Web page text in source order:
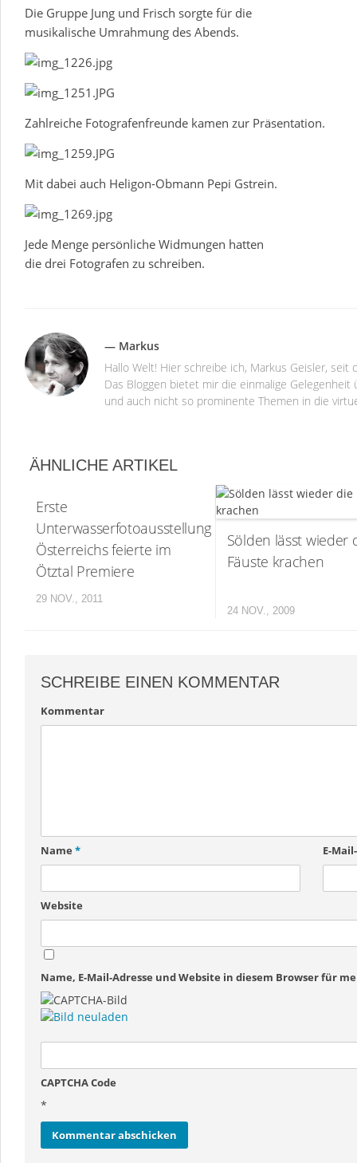
Die Gruppe Jung und Frisch sorgte für die
musikalische Umrahmung des Abends.
Zahlreiche Fotografenfreunde kamen zur Präsentation.
Mit dabei auch Heligon-Obmann Pepi Gstrein.
Jede Menge persönliche Widmungen hatten
die drei Fotografen zu schreiben.
— Markus
Hallo Welt! Hier schreibe ich, Markus Geisler,
Das Bloggen bietet mir die einmalige
und auch nicht so prominente Themen in die
ÄHNLICHE ARTIKEL
Erste
Unterwasserfotoausstellung
Österreichs feierte im
Ötztal Premiere
29 NOV., 2011
Sölden lässt wieder
Fäuste krachen
24 NOV., 2009
SCHREIBE EINEN KOMMENTAR
Kommentar
Name * E-
Website
Name, E-Mail-Adresse und Website in diesem Browser für
CAPTCHA Code
*